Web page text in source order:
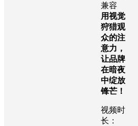
兼容
用视觉
狩猎观
众的注
意力，
让品牌
在暗夜
中绽放
锋芒！
视频时
长：